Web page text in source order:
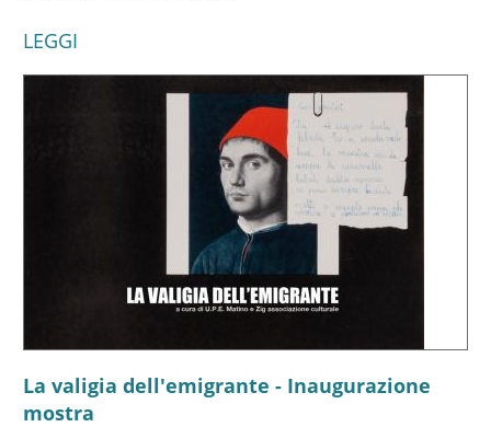
LEGGI
La valigia dell'emigrante - Inaugurazione
mostra